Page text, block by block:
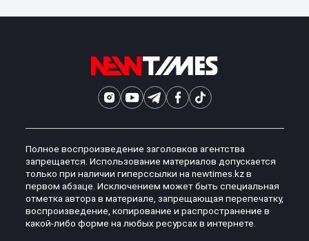
Полное воспроизведение заголовков агентства
запрещается. Использование материалов допускается
только при наличии гиперссылки на newtimes.kz в
первом абзаце. Исключением может быть специальная
отметка автора в материале, запрещающая перепечатку,
воспроизведение, копирование и распространение в
какой-либо форме на любых ресурсах в интернете.